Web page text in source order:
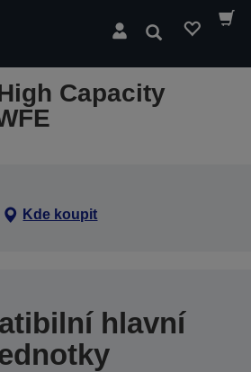
Hledat
Capacity
Kde koupit
hlavní